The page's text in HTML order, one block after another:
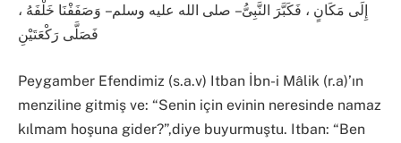
إِلَى مَكَانٍ ، فَكَبَّرَ النَّبِىُّ – صلى الله عليه وسلم – وَصَفَفْنَا خَلْفَهُ ،
فَصَلَّى رَكْعَتَيْنِ
​Peygamber Efendimiz (s.a.v) Itban İbn-i Mâlik (r.a)’ın
menziline gitmiş ve: “Senin için evinin neresinde namaz
kılmam hoşuna gider?”,diye buyurmuştu. Itban: “Ben